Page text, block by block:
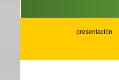
presentación